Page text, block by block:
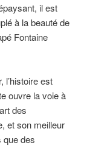
il est
à la beauté de
Fontaine
l’histoire est
ouvre la voie à
des
et son meilleur
que des